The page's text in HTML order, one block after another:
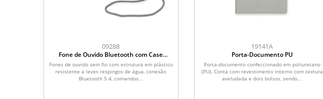
09288
Fone de Ouvido Bluetooth com Case
Carregador
Fones de ouvido sem fio com estrutura em plástico
resistente a leves respingos de água, conexão
Bluetooth 5.4, comandos...
19141A
Porta-Documento PU
Porta-documento confeccionado em poliuretano
(PU). Conta com revestimento interno com textura
aveludada e dois bolsos, sendo...